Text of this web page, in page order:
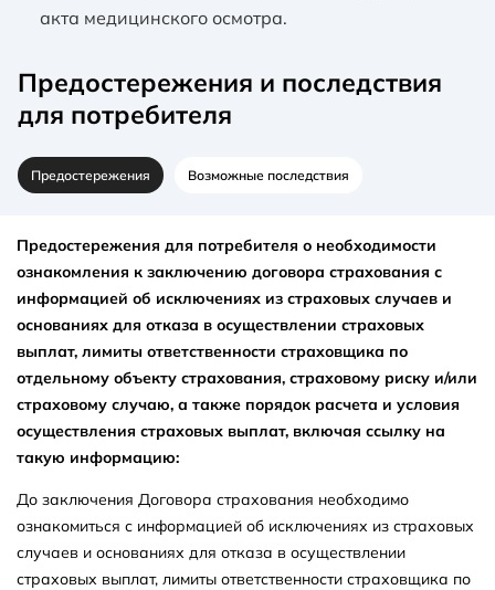
акта медицинского осмотра.
Предостережения и последствия
для потребителя
Предостережения Возможные последствия
Предостережения для потребителя о необходимости
ознакомления к заключению договора страхования с
информацией об исключениях из страховых случаев и
основаниях для отказа в осуществлении страховых
выплат, лимиты ответственности страховщика по
отдельному объекту страхования, страховому риску и/или
страховому случаю, а также порядок расчета и условия
осуществления страховых выплат, включая ссылку на
такую ​​информацию:
До заключения Договора страхования необходимо
ознакомиться с информацией об исключениях из страховых
случаев и основаниях для отказа в осуществлении
страховых выплат, лимиты ответственности страховщика по